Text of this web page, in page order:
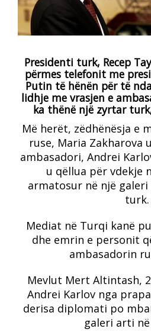
Presidenti turk, Recep
përmes telefonit me
Putin të hënën për të
lidhje me vrasjen e
ka thënë një zyrtar
Më herët, zëdhënësja e
ruse, Maria Zakharova
ambasadori, Andrei
u qëllua për vdekje
armatosur në një
turk.
Mediat në Turqi kanë
dhe emrin e personit
ambasadorin
Mevlut Mert Altintash,
Andrei Karlov nga
derisa diplomati po
galeri arti